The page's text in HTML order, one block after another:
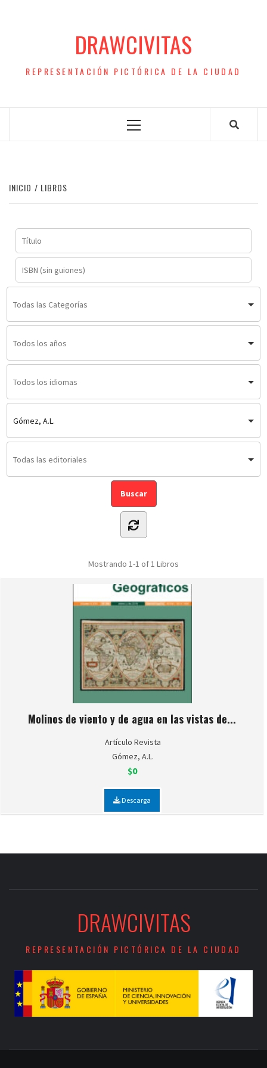
DRAWCIVITAS
REPRESENTACIÓN PICTÓRICA DE LA CIUDAD
Menú
INICIO LIBROS
Gómez, A.L.
Mostrando 1-1 of 1 Libros
Molinos de viento y de agua en las vistas de...
Artículo Revista
Gómez, A.L.
$0
Descarga
DRAWCIVITAS
REPRESENTACIÓN PICTÓRICA DE LA CIUDAD